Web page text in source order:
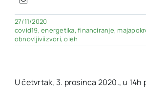
27/11/2020
covid19,energetika,financiranje,
obnovljiviizvori,oieh
U četvrtak, 3. prosinca 2020., u 14h